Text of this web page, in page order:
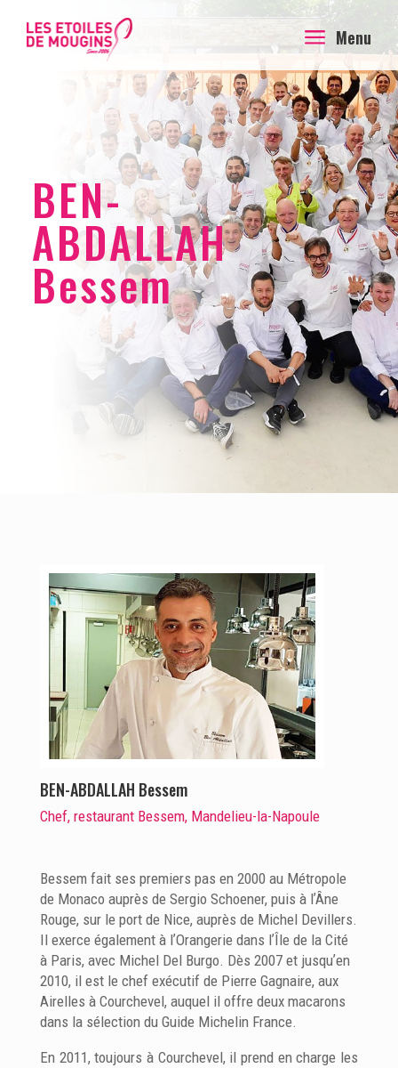
a Menu
BEN-
ABDALLAH
Bessem
BEN-ABDALLAH Bessem
Chef, restaurant Bessem, Mandelieu-la-Napoule
Bessem fait ses premiers pas en 2000 au Métropole
de Monaco auprès de Sergio Schoener, puis à lʼÂne
Rouge, sur le port de Nice, auprès de Michel Devillers.
Il exerce également à lʼOrangerie dans lʼÎle de la Cité
à Paris, avec Michel Del Burgo. Dès 2007 et jusquʼen
2010, il est le chef exécutif de Pierre Gagnaire, aux
Airelles à Courchevel, auquel il offre deux macarons
dans la sélection du Guide Michelin France.
En 2011, toujours à Courchevel, il prend en charge les